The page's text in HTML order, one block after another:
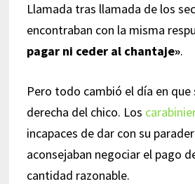
Llamada tras llamada de los
encontraban con la misma
pagar ni ceder al chantaje».
Pero todo cambió el día en que
derecha del chico. Los
incapaces de dar con su
aconsejaban negociar el pago
cantidad razonable.